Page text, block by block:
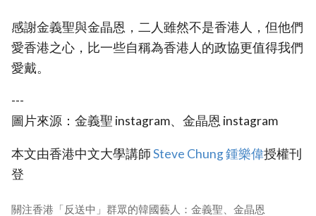
感謝金義聖與金晶恩，二人雖然不是香港人，但他們
愛香港之心，比一些自稱為香港人的政協更值得我們
愛戴。
---
圖片來源：金義聖 instagram、金晶恩 instagram
本文由香港中文大學講師Steve Chung 鍾樂偉授權刊
登
關注香港「反送中」群眾的韓國藝人：金義聖、金晶恩